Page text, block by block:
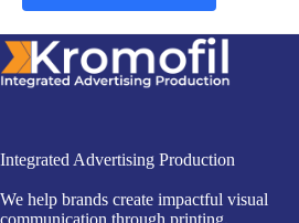
Integrated Advertising Production
We help brands create impactful visual
communication through printing,